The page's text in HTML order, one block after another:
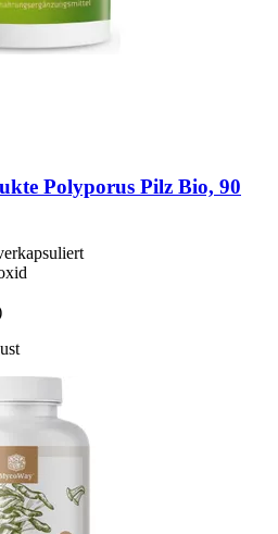
Polyporus Pilz Bio, 90